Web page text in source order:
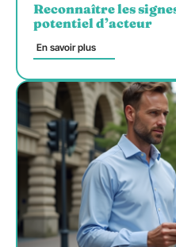
Reconnaître les
potentiel d’acteur
En savoir plus